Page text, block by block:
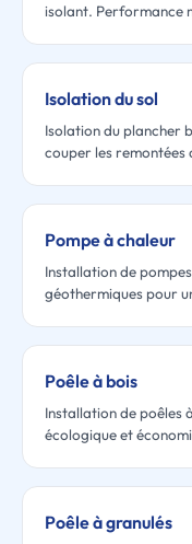
isolant. Performance
Isolation du sol
Isolation du plancher
couper les
Pompe à chaleur
Installation de
géothermiques pour
Poêle à bois
Installation de poêles
écologique et
Poêle à granulés